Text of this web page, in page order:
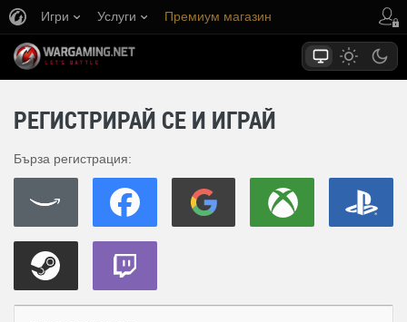
Игри Услуги Премиум магазин
РЕГИСТРИРАЙ СЕ И ИГРАЙ
Бърза регистрация: